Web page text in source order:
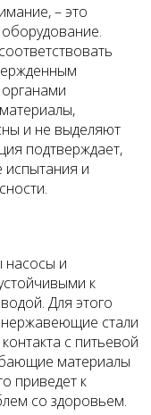
– это
и не выделяют
подтверждает,
и
насосы и
к
Для этого
стали
с питьевой
материалы
приведет к
со здоровьем.